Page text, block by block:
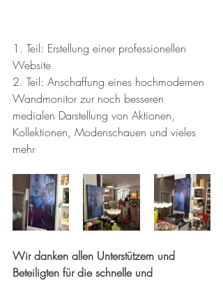
1. Teil: Erstellung einer professionellen
Website
2. Teil: Anschaffung eines hochmodernen
Wandmonitor zur noch besseren
medialen Darstellung von Aktionen,
Kollektionen, Modenschauen und vieles
mehr
Wir danken allen Unterstützern und
Beteiligten für die schnelle und